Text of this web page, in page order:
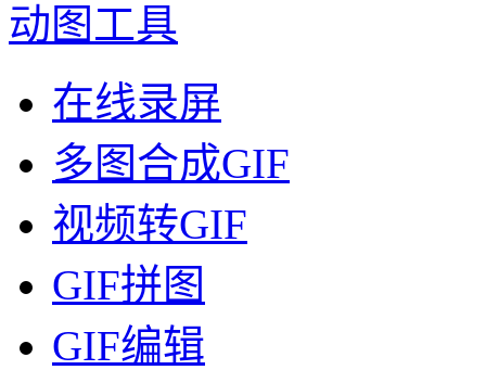
动图工具
在线录屏
多图合成GIF
视频转GIF
GIF拼图
GIF编辑